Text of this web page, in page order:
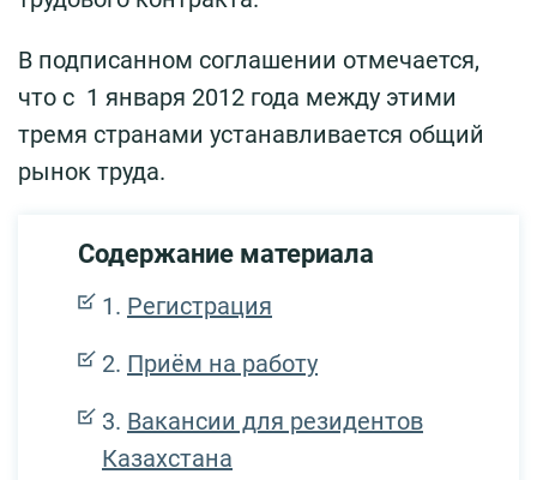
В подписанном соглашении отмечается,
что с 1 января 2012 года между этими
тремя странами устанавливается общий
рынок труда.
Содержание материала
Регистрация
Приём на работу
Вакансии для резидентов
Казахстана